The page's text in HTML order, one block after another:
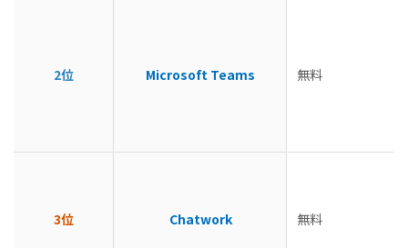
2位 Microsoft Teams 無料
3位 Chatwork 無料